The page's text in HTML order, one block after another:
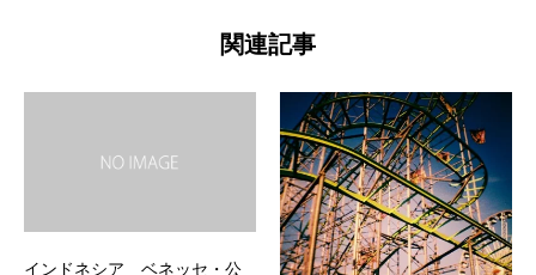
関連記事
インドネシア ベネッセ・公